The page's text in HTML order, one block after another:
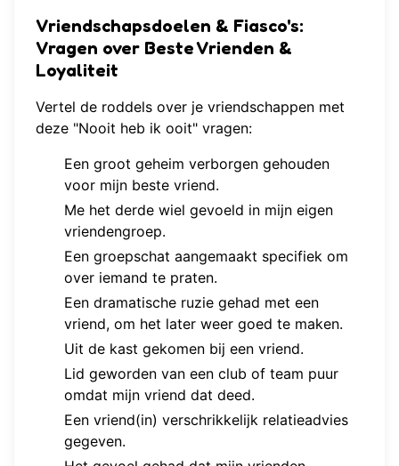
Vriendschapsdoelen & Fiasco's:
Vragen over Beste Vrienden &
Loyaliteit
Vertel de roddels over je vriendschappen met
deze "Nooit heb ik ooit" vragen:
Een groot geheim verborgen gehouden
voor mijn beste vriend.
Me het derde wiel gevoeld in mijn eigen
vriendengroep.
Een groepschat aangemaakt specifiek om
over iemand te praten.
Een dramatische ruzie gehad met een
vriend, om het later weer goed te maken.
Uit de kast gekomen bij een vriend.
Lid geworden van een club of team puur
omdat mijn vriend dat deed.
Een vriend(in) verschrikkelijk relatieadvies
gegeven.